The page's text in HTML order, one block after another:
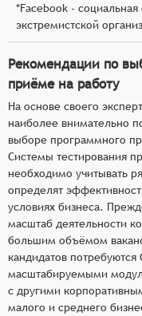
*Facebook -
экстремистской
Рекомендации по
приёме на работу
На основе своего
наиболее внимательно
выборе программного
Системы тестирования
необходимо учитывать
определят
условиях бизнеса.
масштаб деятельности
большим объёмом
кандидатов
масштабируемыми
с другими
малого и среднего